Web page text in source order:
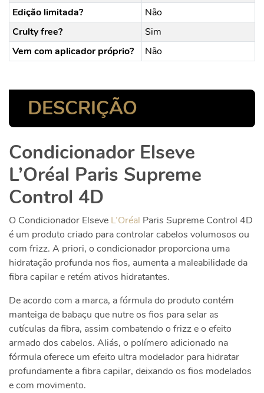
Edição limitada?
Não
Crulty free?
Sim
Vem com aplicador próprio?
Não
DESCRIÇÃO
Condicionador Elseve
L’Oréal Paris Supreme
Control 4D
O Condicionador Elseve L’Oréal Paris Supreme Control 4D
é um produto criado para controlar cabelos volumosos ou
com frizz. A priori, o condicionador proporciona uma
hidratação profunda nos fios, aumenta a maleabilidade da
fibra capilar e retém ativos hidratantes.
De acordo com a marca, a fórmula do produto contém
manteiga de babaçu que nutre os fios para selar as
cutículas da fibra, assim combatendo o frizz e o efeito
armado dos cabelos. Aliás, o polímero adicionado na
fórmula oferece um efeito ultra modelador para hidratar
profundamente a fibra capilar, deixando os fios modelados
e com movimento.